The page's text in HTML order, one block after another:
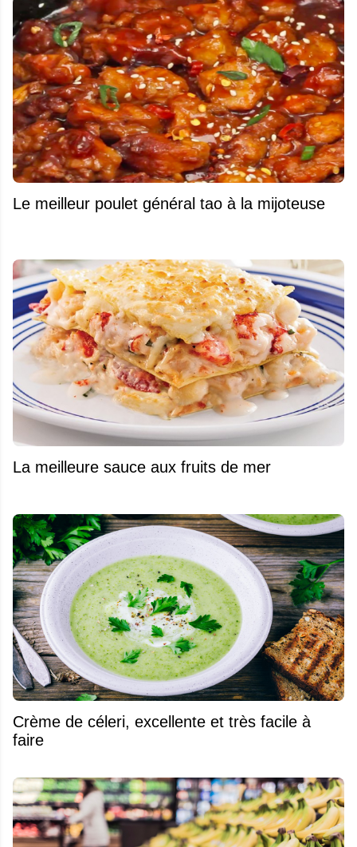
Le meilleur poulet général tao à la mijoteuse
La meilleure sauce aux fruits de mer
Crème de céleri, excellente et très facile à
faire